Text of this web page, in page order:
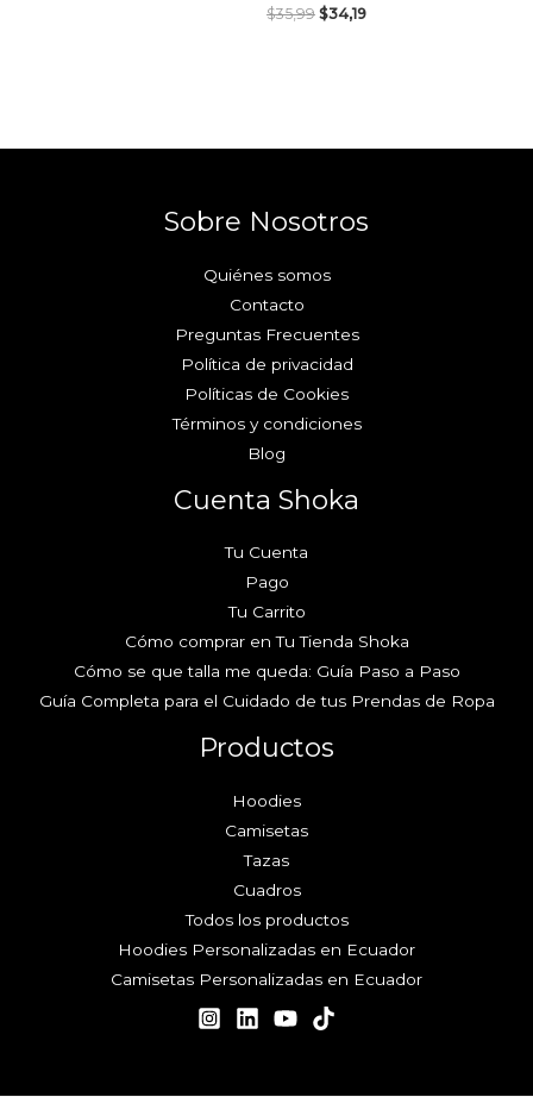
$35,99 $34,19
Sobre Nosotros
Quiénes somos
Contacto
Preguntas Frecuentes
Política de privacidad
Políticas de Cookies
Términos y condiciones
Blog
Cuenta Shoka
Tu Cuenta
Pago
Tu Carrito
Cómo comprar en Tu Tienda Shoka
Cómo se que talla me queda: Guía Paso a Paso
Guía Completa para el Cuidado de tus Prendas de Ropa
Productos
Hoodies
Camisetas
Tazas
Cuadros
Todos los productos
Hoodies Personalizadas en Ecuador
Camisetas Personalizadas en Ecuador